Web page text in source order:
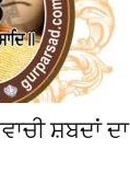
ਸ਼ਬਦਾਂ ਦਾ